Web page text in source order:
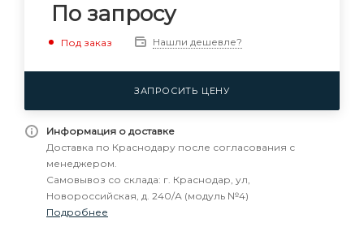
По запросу
Под заказ Нашли дешевле?
ЗАПРОСИТЬ ЦЕНУ
Информация о доставке
Доставка по Краснодару после согласования с
менеджером.
Самовывоз со склада: г. Краснодар, ул,
Новороссийская, д. 240/А (модуль №4)
Подробнее